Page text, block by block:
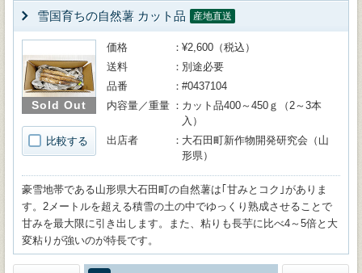
雪国育ちの自然薯 カット品 産地直送
Sold Out
比較する
価格
¥2,600（税込）
送料
別途必要
品番
#0437104
内容量／重量
カット品400～450ｇ（2～3本
入）
出店者
大石田町新作物開発研究会（山
形県）
豪雪地帯である山形県大石田町の自然薯は｢甘みとコク｣がありま
す。2メートルを超える積雪の土の中でゆっくり熟成させることで
甘みを最大限に引き出します。また、粘りも長芋に比べ4～5倍と大
変粘りが強いのが特長です。